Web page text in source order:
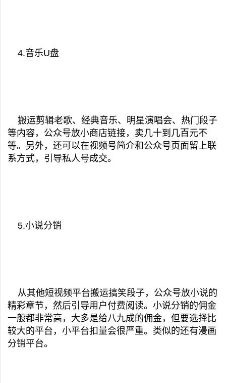
4.音乐U盘
搬运剪辑老歌、经典音乐、明星演唱会、热门段子
等内容，公众号放小商店链接，卖几十到几百元不
等。另外，还可以在视频号简介和公众号页面留上联
系方式，引导私人号成交。
5.小说分销
从其他短视频平台搬运搞笑段子，公众号放小说的
精彩章节，然后引导用户付费阅读。小说分销的佣金
一般都非常高，大多是给八九成的佣金，但要选择比
较大的平台，小平台扣量会很严重。类似的还有漫画
分销平台。